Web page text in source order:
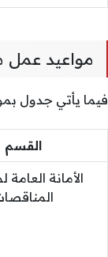
مواعيد
فيما يأتي جدول
القسم
الأمانة